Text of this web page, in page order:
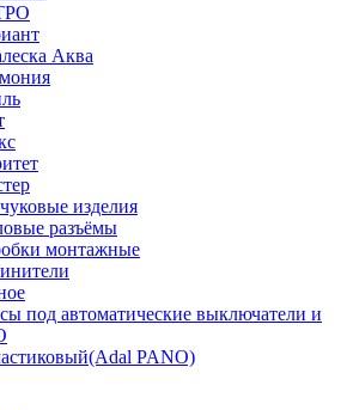
Аква
изделия
разъёмы
монтажные
под автоматические выключатели и
PANO)